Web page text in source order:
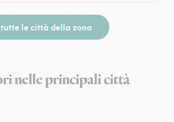
tutte le città della zona
nelle principali città